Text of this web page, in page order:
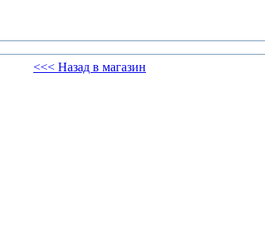
<<< Назад в магазин